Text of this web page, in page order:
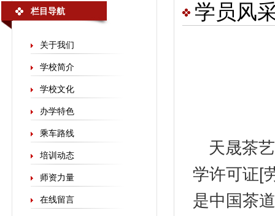
栏目导航
关于我们
学校简介
学校文化
办学特色
乘车路线
培训动态
师资力量
在线留言
学员风
天晟茶
学许可证[
是中国茶